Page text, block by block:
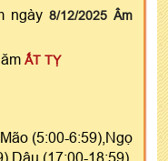
ngày8/12/2025 Âm
ẤT TỴ
(5:00-6:59),Ngọ
(17:00-18:59)